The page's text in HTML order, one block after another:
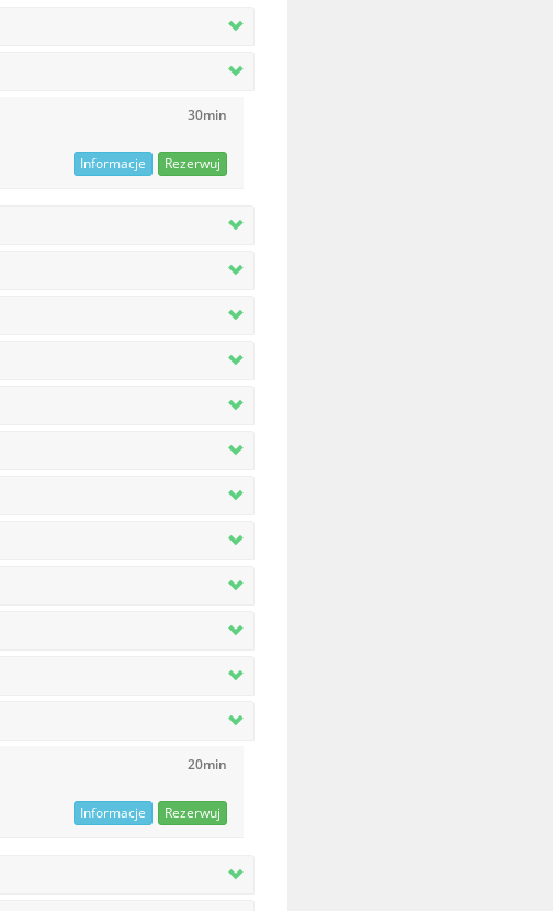
30min
Rezerwuj
Informacje
20min
Rezerwuj
Informacje